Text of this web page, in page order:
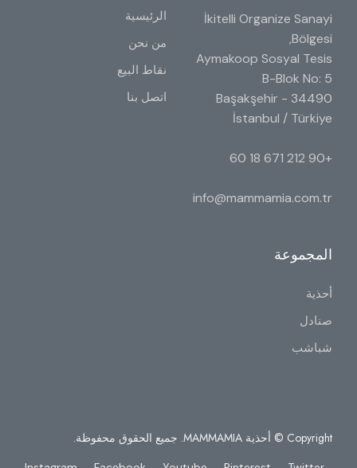
İkitelli Organize Sanayi
Bölgesi,
Aymakoop Sosyal Tesis
B-Blok No: 5
34490 Başakşehir -
İstanbul / Türkiye
+90 212 671 18 60
info@mammamia.com.tr
الرئيسية
من نحن
نقاط البيع
اتصل بنا
المجموعة
أحذية
صنادل
شباشب
Copyright © أحذية MAMMAMIA. جميع الحقوق محفوظة.